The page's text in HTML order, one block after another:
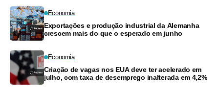
Economia
Exportações e produção industrial da Alemanha
crescem mais do que o esperado em junho
Economia
Criação de vagas nos EUA deve ter acelerado em
julho, com taxa de desemprego inalterada em 4,2%